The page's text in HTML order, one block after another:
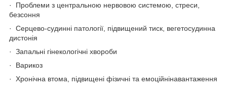
· Проблеми з центральною нервовою системою, стреси,
безсоння
· Серцево-судинні патології, підвищений тиск, вегетосудинна
дистонія
· Запальні гінекологічні хвороби
· Варикоз
· Хронічна втома, підвищені фізичні та емоційнінавантаження